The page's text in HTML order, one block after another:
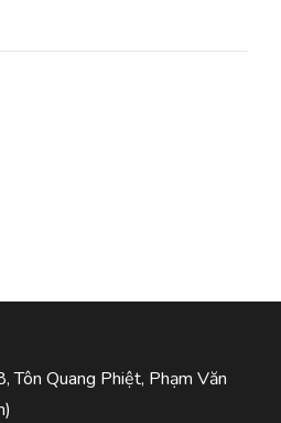
Tôn Quang Phiệt, Phạm Văn